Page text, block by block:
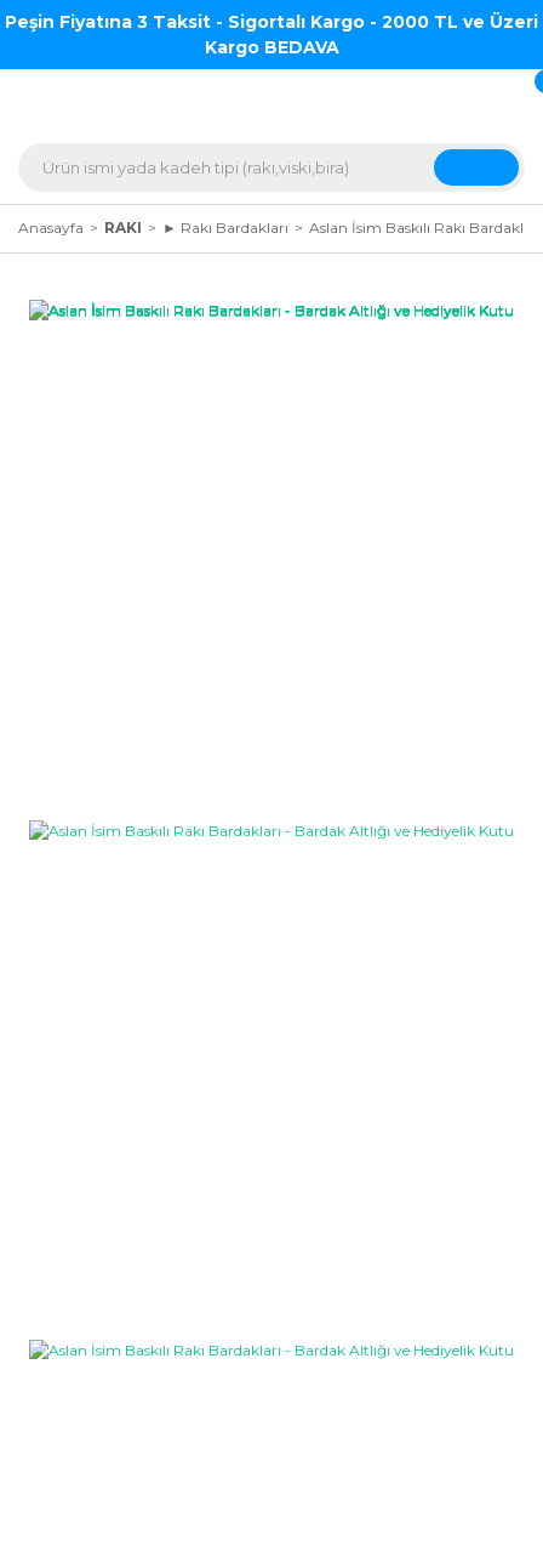
Peşin Fiyatına 3 Taksit - Sigortalı Kargo - 2000 TL ve Üzeri
Kargo BEDAVA
Anasayfa RAKI ► Rakı Bardakları Aslan İsim Baskılı Rakı